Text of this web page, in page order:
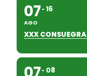
07
AGO
16
XXX
08